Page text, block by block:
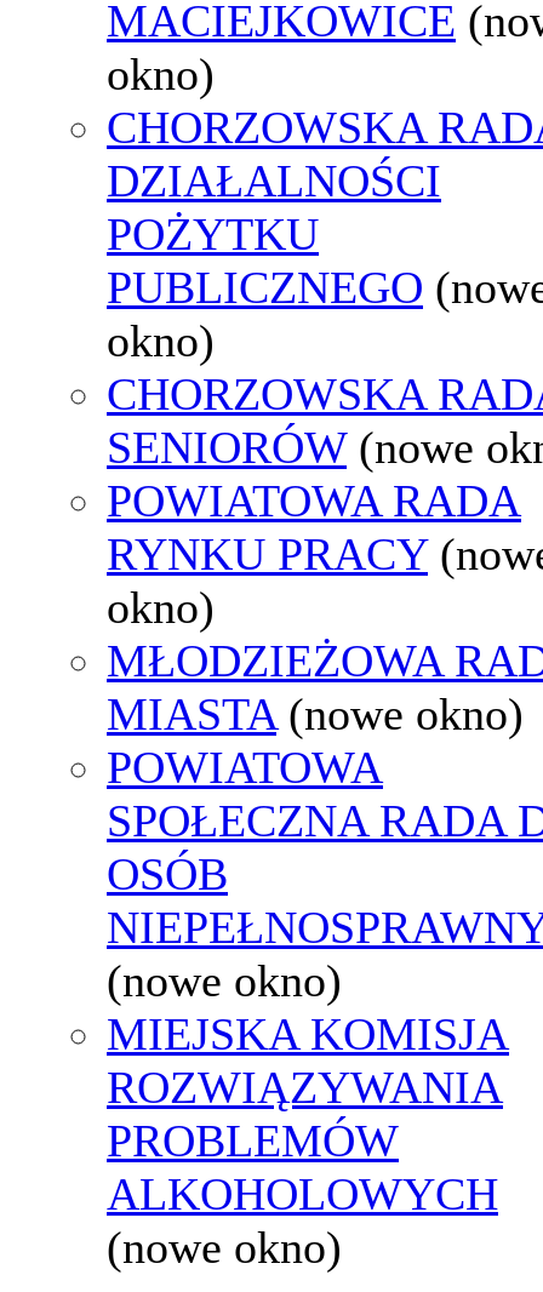
MACIEJKOWICE
okno)
CHORZOWSKA
DZIAŁALNOŚCI
POŻYTKU
PUBLICZNEGO
okno)
CHORZOWSKA
SENIORÓW (nowe
POWIATOWA RADA
RYNKU PRACY
okno)
MŁODZIEŻOWA
MIASTA (nowe okno)
POWIATOWA
SPOŁECZNA RADA
OSÓB
(nowe okno)
MIEJSKA KOMISJA
ROZWIĄZYWANIA
PROBLEMÓW
ALKOHOLOWYCH
(nowe okno)